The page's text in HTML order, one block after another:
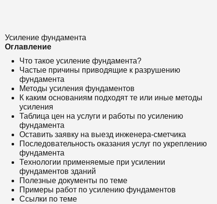
Усиление фундамента
Оглавление
Что такое усиление фундамента?
Частые причины приводящие к разрушению
фундамента
Методы усиления фундаментов
К каким основаниям подходят те или иные методы
усиления
Таблица цен на услуги и работы по усилению
фундамента
Оставить заявку на выезд инженера-сметчика
Последовательность оказания услуг по укреплению
фундамента
Технологии применяемые при усилении
фундаментов зданий
Полезные документы по теме
Примеры работ по усилению фундаментов
Ссылки по теме